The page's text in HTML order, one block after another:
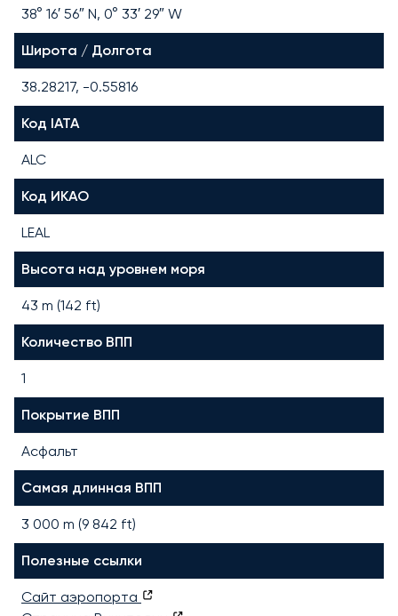
38° 16′ 56″ N, 0° 33′ 29″ W
Широта / Долгота
38.28217, -0.55816
Код IATA
ALC
Код ИКАО
LEAL
Высота над уровнем моря
43 m (142 ft)
Количество ВПП
1
Покрытие ВПП
Асфальт
Самая длинная ВПП
3 000 m (9 842 ft)
Полезные ссылки
Сайт аэропорта